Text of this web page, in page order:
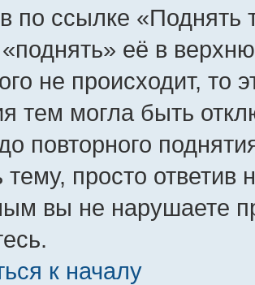
по ссылке «Поднять
её в
не происходит, то
тем могла быть
повторного
тему, просто ответив
вы не нарушаете
к началу